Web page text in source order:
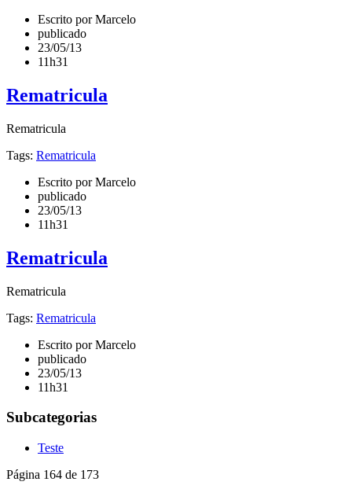
Escrito por Marcelo
publicado
23/05/13
11h31
Rematricula
Rematricula
Tags: Rematricula
Escrito por Marcelo
publicado
23/05/13
11h31
Rematricula
Rematricula
Tags: Rematricula
Escrito por Marcelo
publicado
23/05/13
11h31
Subcategorias
Teste
Página 164 de 173